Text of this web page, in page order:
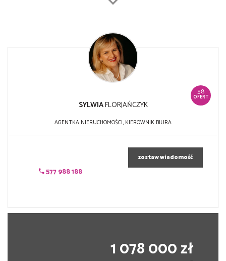
58
OFERT
SYLWIAFLORJAŃCZYK
AGENTKA NIERUCHOMOŚCI, KIEROWNIK BIURA
577 988 188
zostaw wiadomość
1 078 000 zł